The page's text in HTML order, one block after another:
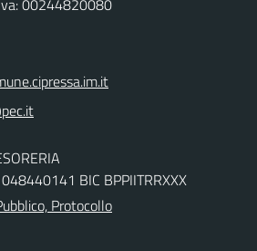
BIC BPPIITRRXXX
Protocollo